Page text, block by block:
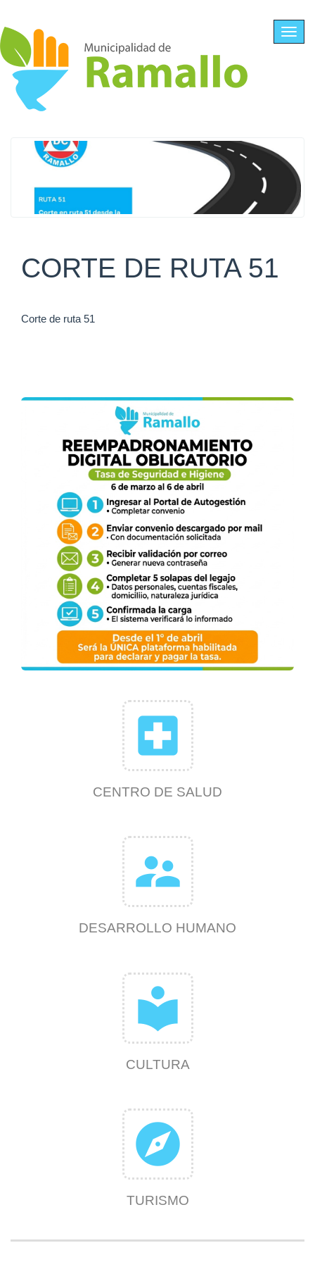
CORTE DE RUTA 51
Corte de ruta 51
local_hospital
CENTRO DE SALUD
supervisor_account
DESARROLLO HUMANO
local_library
CULTURA
explore
TURISMO